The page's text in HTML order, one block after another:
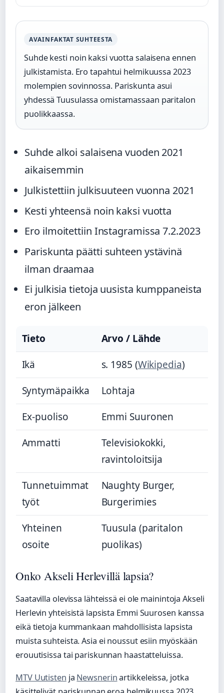
AVAINFAKTAT SUHTEESTA
Suhde kesti noin kaksi vuotta salaisena ennen
julkistamista. Ero tapahtui helmikuussa 2023
molempien sovinnossa. Pariskunta asui
yhdessä Tuusulassa omistamassaan paritalon
puolikkaassa.
Suhde alkoi salaisena vuoden 2021
aikaisemmin
Julkistettiin julkisuuteen vuonna 2021
Kesti yhteensä noin kaksi vuotta
Ero ilmoitettiin Instagramissa 7.2.2023
Pariskunta päätti suhteen ystävinä
ilman draamaa
Ei julkisia tietoja uusista kumppaneista
eron jälkeen
Tieto
Arvo / Lähde
Ikä
s. 1985 (Wikipedia)
Syntymäpaikka
Lohtaja
Ex-puoliso
Emmi Suuronen
Ammatti
Televisiokokki,
ravintoloitsija
Tunnetuimmat
työt
Naughty Burger,
Burgerimies
Yhteinen
osoite
Tuusula (paritalon
puolikas)
Onko Akseli Herlevillä lapsia?
Saatavilla olevissa lähteissä ei ole mainintoja Akseli
Herlevin yhteisistä lapsista Emmi Suurosen kanssa
eikä tietoja kummankaan mahdollisista lapsista
muista suhteista. Asia ei noussut esiin myöskään
erouutisissa tai pariskunnan haastatteluissa.
MTV Uutisten ja Newsnerinartikkeleissa, jotka